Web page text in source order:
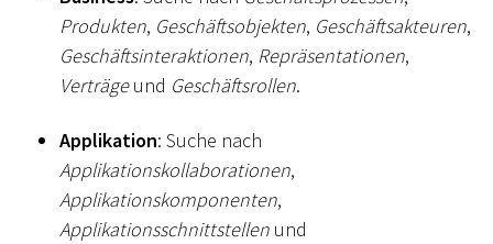
Produkten, Geschäftsobjekten, Geschäftsakteuren,
Geschäftsinteraktionen, Repräsentationen,
Verträgeund Geschäftsrollen.
Applikation: Suche nach
Applikationskollaborationen,
Applikationskomponenten,
Applikationsschnittstellen und